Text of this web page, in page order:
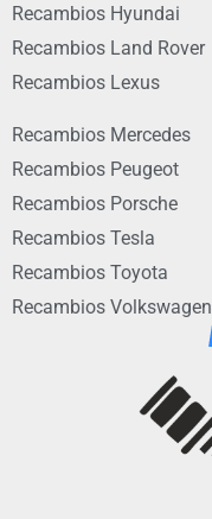
Recambios Hyundai
Recambios Land Rover
Recambios Lexus
Recambios Mercedes
Recambios Peugeot
Recambios Porsche
Recambios Tesla
Recambios Toyota
Recambios Volkswagen